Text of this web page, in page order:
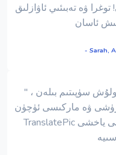
ۋە تەبىئىي ئاۋازلىق
- Sarah,
" بازارشۇناسلىق مۇتەخەسسىسى بولۇش سۈپىتىم بىلەن ،
ۋە ماركىسى ئۈچۈن
TranslatePic نىڭ رەسىم تەرجىمانىنى ئىشلىتىشنى ياخشى